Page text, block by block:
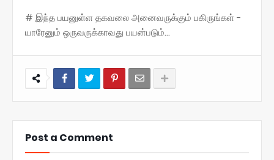
# இந்த பயனுள்ள தகவலை அனைவருக்கும் பகிருங்கள் -
யாரேனும் ஒருவருக்காவது பயன்படும்...
Post a Comment